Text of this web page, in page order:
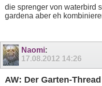
die sprenger von waterbird
gardena aber eh
Naomi:
17.08.2012 14:26
AW: Der Garten-Thread